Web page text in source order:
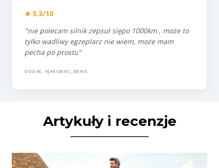
★ 5.3/10
"nie polecam silnik zepsuł siępo 1000km , może to
tylko wadliwy egzeplarz nie wiem, może mam
pecha po prostu"
DODAŁ: AJAKUBIEC_EBIKE
Artykuły i recenzje